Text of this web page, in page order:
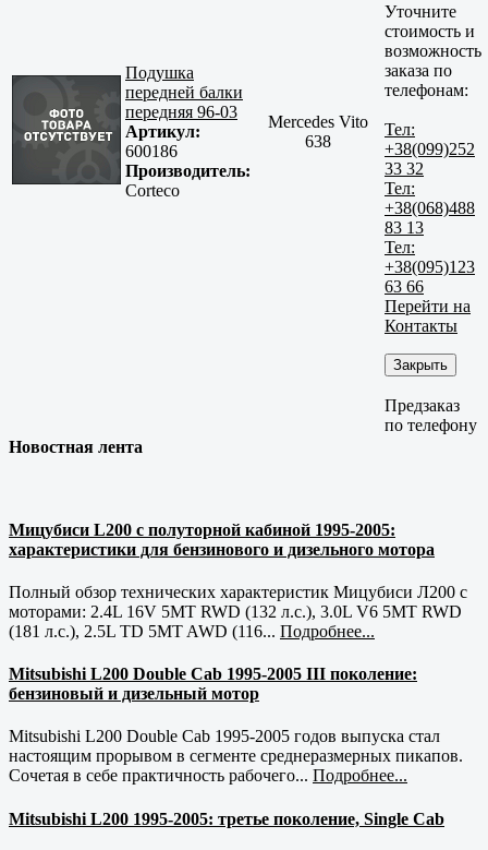
Подушка
передней балки
передняя 96-03
Артикул:
600186
Производитель:
Corteco
Mercedes Vito
638
Уточните
стоимость и
возможность
заказа по
телефонам:
Тел:
+38(099)252
33 32
Тел:
+38(068)488
83 13
Тел:
+38(095)123
63 66
Перейти на
Контакты
Закрыть
Предзаказ
по телефону
Новостная лента
Мицубиси L200 с полуторной кабиной 1995-2005:
характеристики для бензинового и дизельного мотора
Полный обзор технических характеристик Мицубиси Л200 с
моторами: 2.4L 16V 5MT RWD (132 л.с.), 3.0L V6 5MT RWD
(181 л.с.), 2.5L TD 5MT AWD (116... Подробнее...
Mitsubishi L200 Double Cab 1995-2005 III поколение:
бензиновый и дизельный мотор
Mitsubishi L200 Double Cab 1995-2005 годов выпуска стал
настоящим прорывом в сегменте среднеразмерных пикапов.
Сочетая в себе практичность рабочего... Подробнее...
Mitsubishi L200 1995-2005: третье поколение, Single Cab